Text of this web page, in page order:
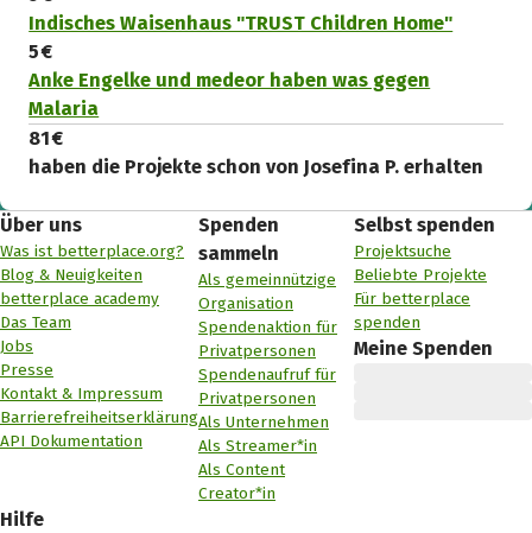
Indisches Waisenhaus "TRUST Children Home"
5 €
Anke Engelke und medeor haben was gegen
Malaria
81 €
haben die Projekte schon von Josefina P. erhalten
Über uns
Was ist betterplace.org?
Blog & Neuigkeiten
betterplace academy
Das Team
Jobs
Presse
Kontakt & Impressum
Barrierefreiheitserklärung
API Dokumentation
Spenden
sammeln
Als gemeinnützige
Organisation
Spendenaktion für
Privatpersonen
Spendenaufruf für
Privatpersonen
Als Unternehmen
Als Streamer*in
Als Content
Creator*in
Selbst spenden
Projektsuche
Beliebte Projekte
Für betterplace
spenden
Meine Spenden
Hilfe